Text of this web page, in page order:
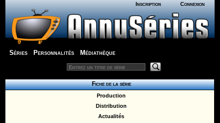
Inscription Connexion
Séries Personnalités Médiathèque
Fiche de la série
Production
Distribution
Actualités